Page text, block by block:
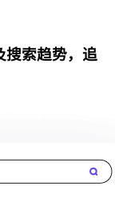
搜索趋势，追